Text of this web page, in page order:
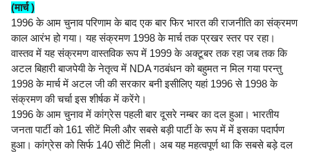
(मार्च )
1996 के आम चुनाव परिणाम के बाद एक बार फिर भारत की राजनीति का संक्रमण
काल आरंभ हो गया। यह संक्रमण 1998 के मार्च तक प्रखर स्तर पर रहा।
वास्तव में यह संक्रमण वास्तविक रूप में 1999 के अक्टूबर तक रहा जब तक कि
अटल बिहारी बाजपेयी के नेतृत्व में NDA गठबंधन को बहुमत न मिल गया परन्तु
1998 के मार्च में अटल जी की सरकार बनी इसीलिए यहां 1996 से 1998 के
संक्रमण की चर्चा इस शीर्षक में करेंगे।
1996 के आम चुनाव में कांग्रेस पहली बार दूसरे नम्बर का दल हुआ। भारतीय
जनता पार्टी को 161 सीटें मिली और सबसे बड़ी पार्टी के रूप में में इसका पदार्पण
हुआ। कांग्रेस को सिर्फ 140 सीटें मिली। अब यह महत्वपूर्ण था कि सबसे बड़े दल